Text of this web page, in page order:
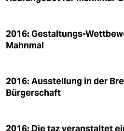
2016: Gestaltungs-
Mahnmal
2016: Ausstellung in der
Bürgerschaft
2016: Die taz veranstaltet